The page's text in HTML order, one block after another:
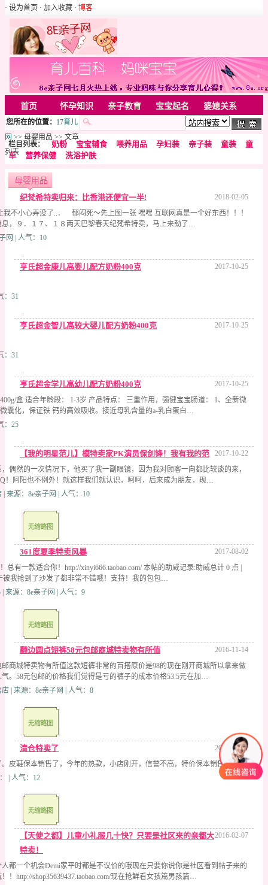
· 设为首页 · 加入收藏 · 博客
首页 怀孕知识 亲子教育 宝宝起名 婆媳关系
母婴用品 胎教音乐 亲子游戏
美容化装 Rss
您所在的位置： 17育儿
网 >> 母婴用品 >> 文章
列表
栏目列表： 奶粉 宝宝辅食 喂养用品 孕妇装 亲子装 童装
童
车
营养保健 洗浴护肤
母婴用品
2018-02-05
纪梵希特卖归来：比香港还便宜一半!
我不小心弄没了..． 郁闷死～先上图一张 嘿嘿 互联网真是一个好东西！！！
，９．１７、１８两天巴黎春天纪梵希特卖，马上来劲了…
网 | 人气：10
2017-10-25
亨氏超金康儿高婴儿配方奶粉400克
：31
2017-10-25
亨氏超金智儿高较大婴儿配方奶粉400克
：31
2017-10-25
亨氏超金学儿高幼儿配方奶粉400克
盒 适合年龄段： 1-3岁 产品特点： 三重作用，强健宝宝肠道： 1、全新微
囊化，保证铁 钙的高效吸收。接近母乳含量的a-乳白蛋白…
：25
2017-10-22
【我的明星范儿】模特卖家PK演员保剑锋！我有我的范
偶然的一次情况下，他买了我一副眼镜，因为我对顾客一向都比较谈的来，
！阿阳也不例外！就这样我们就认识，呵呵，后来成为朋友，现…
来源：8e亲子网 | 人气：10
2017-08-02
361度夏季特卖风暴
总有一款适合你！http://xinyi666.taobao.com/ 本帖的助威记录:助威总计 0 点 |
被我抢到了沙发了都非常不错哦！支持！我的包包…
| 来源：8e亲子网 | 人气：9
2016-11-14
翻边圆点短裤58元包邮商城特卖物有所值
商城特卖物有所值这款短裤非常的百搭原价是98的现在刚开商城所以拿来做
。58元包邮的价格我们觉得是亏的裤子的成本价格53.5元在加…
| 来源：8e亲子网 | 人气：8
2016-02-15
清仓特卖了
皮鞋保本销售了，今年的热款，小店刚开，信誉不高，特价保本销售了。…
| 人气：12
2016-02-07
【天使之都】儿童小礼服几十快？只要是社区来的亲都大
特卖！
都一个机会Demi家平时都是不议价的哦现在只要你说你是社区看到帖子来的
！http://shop35639437.taobao.com/现在抢鲜看女孩篇男孩篇…